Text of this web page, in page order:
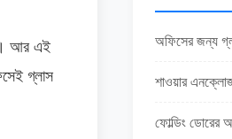
আর এই
গ্লাস
অফিসের জন্য
শাওয়ার
ফোল্ডিং ডোরের